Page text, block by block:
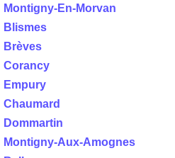
Montigny-En-Morvan
Blismes
Brèves
Corancy
Empury
Chaumard
Dommartin
Montigny-Aux-Amognes